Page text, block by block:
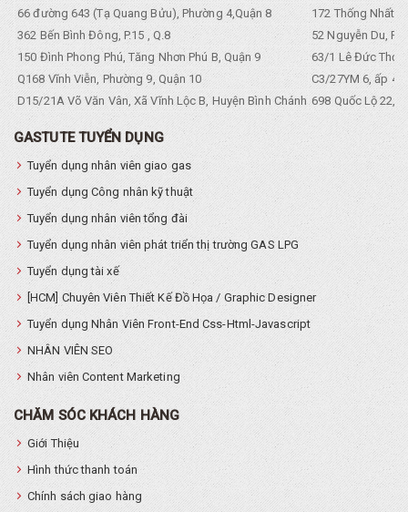
66 đường 643 (Tạ Quang Bửu), Phường 4,Quận 8
172 Thống Nhất.
362 Bến Bình Đông, P.15 , Q.8
52 Nguyễn Du,
150 Đình Phong Phú, Tăng Nhơn Phú B, Quận 9
63/1 Lê Đức Thọ,
Q168 Vĩnh Viễn, Phường 9, Quận 10
C3/27YM 6, ấp 4,
D15/21A Võ Văn Vân, Xã Vĩnh Lộc B, Huyện Bình Chánh 698 Quốc Lộ 22,
GASTUTE TUYỂN DỤNG
Tuyển dụng nhân viên giao gas
Tuyển dụng Công nhân kỹ thuật
Tuyển dụng nhân viên tổng đài
Tuyển dụng nhân viên phát triển thị trường GAS LPG
Tuyển dụng tài xế
[HCM] Chuyên Viên Thiết Kế Đồ Họa / Graphic Designer
Tuyển dụng Nhân Viên Front-End Css-Html-Javascript
NHÂN VIÊN SEO
Nhân viên Content Marketing
CHĂM SÓC KHÁCH HÀNG
Giới Thiệu
Hình thức thanh toán
Chính sách giao hàng